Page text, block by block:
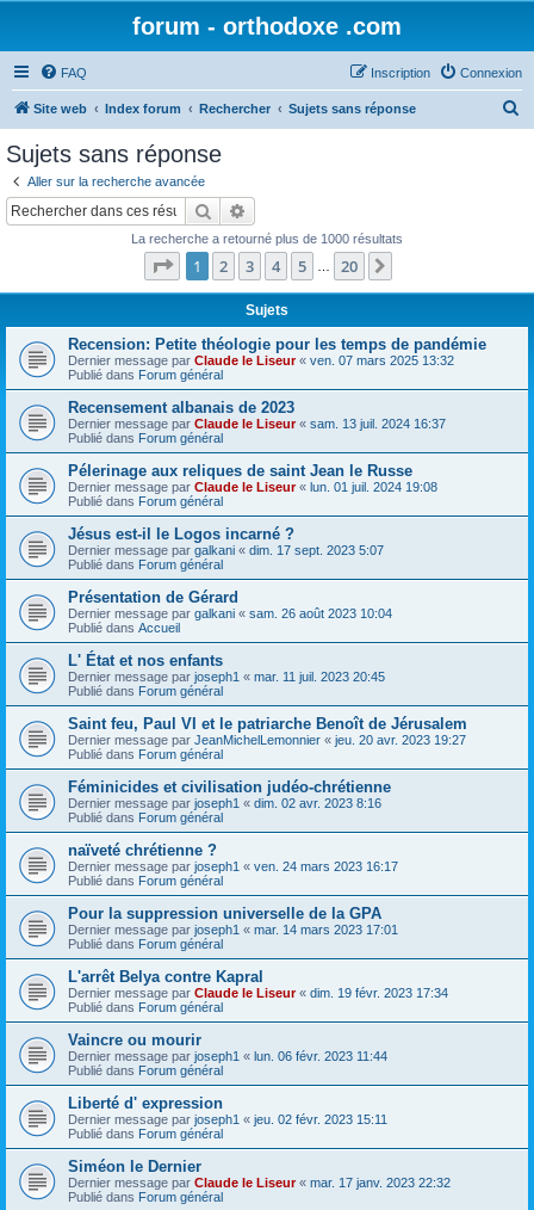
forum - orthodoxe .com
FAQ Connexion
Inscription
Site web Index forum Rechercher Sujets sans réponse
Sujets sans réponse
Aller sur la recherche avancée
Rechercher
La recherche a retourné plus de 1000 résultats
Page 1sur20
1 2 3 4 5 20
Sujets
Recension: Petite théologie pour les temps de pandémie
Dernier message par Claude le Liseur« ven. 07 mars 2025 13:32
Publié dans Forum général
Recensement albanais de 2023
Dernier message par Claude le Liseur« sam. 13 juil. 2024 16:37
Publié dans Forum général
Pélerinage aux reliques de saint Jean le Russe
Dernier message par Claude le Liseur« lun. 01 juil. 2024 19:08
Publié dans Forum général
Jésus est-il le Logos incarné ?
Dernier message par galkani « dim. 17 sept. 2023 5:07
Publié dans Forum général
Présentation de Gérard
Dernier message par galkani « sam. 26 août 2023 10:04
Publié dans Accueil
L' État et nos enfants
Dernier message par joseph1 « mar. 11 juil. 2023 20:45
Publié dans Forum général
Saint feu, Paul VI et le patriarche Benoît de Jérusalem
Dernier message par JeanMichelLemonnier « jeu. 20 avr. 2023 19:27
Publié dans Forum général
Féminicides et civilisation judéo-chrétienne
Dernier message par joseph1 « dim. 02 avr. 2023 8:16
Publié dans Forum général
naïveté chrétienne ?
Dernier message par joseph1 « ven. 24 mars 2023 16:17
Publié dans Forum général
Pour la suppression universelle de la GPA
Dernier message par joseph1 « mar. 14 mars 2023 17:01
Publié dans Forum général
L'arrêt Belya contre Kapral
Dernier message par Claude le Liseur« dim. 19 févr. 2023 17:34
Publié dans Forum général
Vaincre ou mourir
Dernier message par joseph1 « lun. 06 févr. 2023 11:44
Publié dans Forum général
Liberté d' expression
Dernier message par joseph1 « jeu. 02 févr. 2023 15:11
Publié dans Forum général
Siméon le Dernier
Dernier message par Claude le Liseur« mar. 17 janv. 2023 22:32
Publié dans Forum général